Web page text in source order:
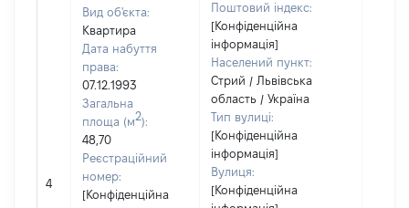
4
Вид об'єкта:
Квартира
Дата набуття
права:
07.12.1993
Загальна
площа (м2):
48,70
Реєстраційний
номер:
[Конфіденційна
Поштовий індекс:
[Конфіденційна
інформація]
Населений пункт:
Стрий / Львівська
область / Україна
Тип вулиці:
[Конфіденційна
інформація]
Вулиця:
[Конфіденційна